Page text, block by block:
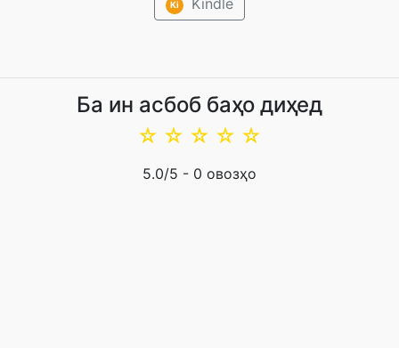
Ki Kindle
Ба ин асбоб баҳо диҳед
☆
☆
☆
☆
☆
5.0/5 - 0 овозҳо